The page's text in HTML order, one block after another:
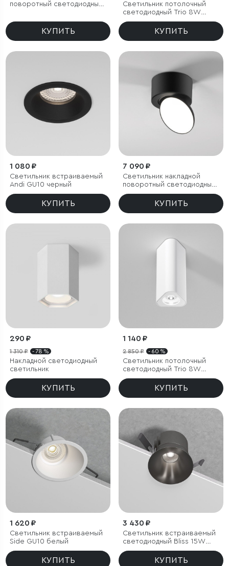
поворотный светодиодный
Bell 8W 4000K белый
КУПИТЬ
Светильник потолочный
светодиодный Trio 8W
3000K черный
КУПИТЬ
1 080 ₽
Светильник встраиваемый
Andi GU10 черный
КУПИТЬ
7 090 ₽
Светильник накладной
поворотный светодиодный
Smooth 10W 4000K черный
КУПИТЬ
290 ₽
1 310 ₽ - 78 %
Накладной светодиодный
светильник
КУПИТЬ
1 140 ₽
2 850 ₽ - 60 %
Светильник потолочный
светодиодный Trio 8W
4000K белый
КУПИТЬ
1 620 ₽
Светильник встраиваемый
Side GU10 белый
КУПИТЬ
3 430 ₽
Светильник встраиваемый
светодиодный Bliss 15W
4000K титан
КУПИТЬ